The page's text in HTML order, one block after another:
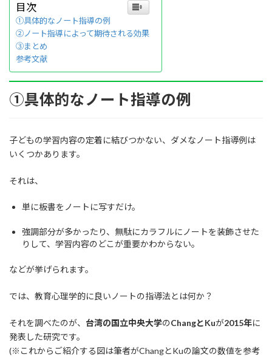
目次
①具体的なノート指導の例
②ノート指導によって期待される効果
③まとめ
参考文献
①具体的なノート指導の例
子どもの学習内容の定着に結びつかない、ダメなノート指導例は
いくつかあります。
それは、
単に板書をノートに写すだけ。
強調部分が多かったり、無駄にカラフルにノートを装飾させた
りして、学習内容のどこが重要かわからない。
などが挙げられます。
では、教育心理学的に良いノートの指導法とは何か？
それを調べたのが、 台湾の国立中央大学のChangとKuが2015年に
発表した研究です。
(※これからご紹介する図は筆者がChangとKuの論文の数値を参考